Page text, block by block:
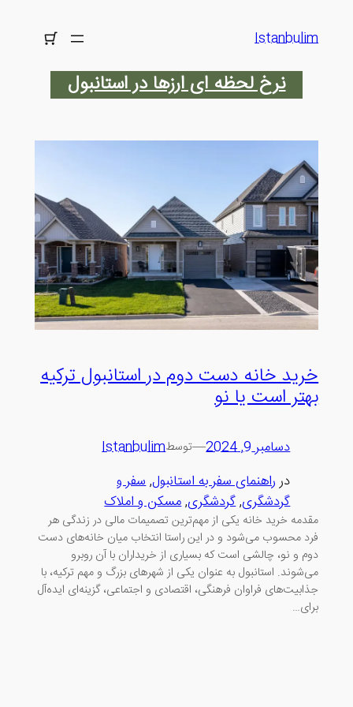
Istanbulim
نرخ لحظه ای ارزها در استانبول
خرید خانه دست دوم در استانبول ترکیه
بهتر است یا نو
دسامبر 9, 2024 —توسطIstanbulim
در راهنمای سفر به استانبول, سفر و
گردشگری, گردشگری, مسکن و املاک
مقدمه خرید خانه یکی از مهم‌ترین تصمیمات مالی در زندگی هر
فرد محسوب می‌شود و در این راستا انتخاب میان خانه‌های دست
دوم و نو، چالشی است که بسیاری از خریداران با آن روبرو
می‌شوند. استانبول به عنوان یکی از شهرهای بزرگ و مهم ترکیه، با
جذابیت‌های فراوان فرهنگی، اقتصادی و اجتماعی، گزینه‌ای ایده‌آل
برای…